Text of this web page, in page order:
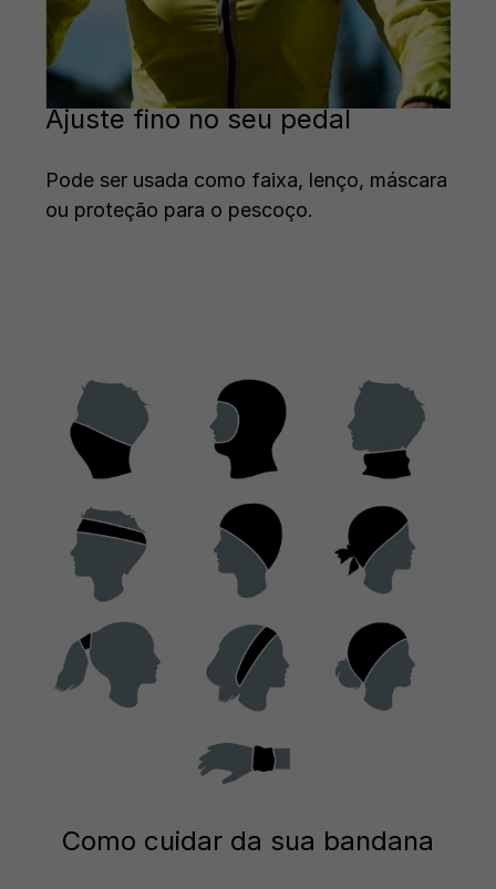
Ajuste fino no seu pedal
Pode ser usada como faixa, lenço, máscara
ou proteção para o pescoço.
Como cuidar da sua bandana